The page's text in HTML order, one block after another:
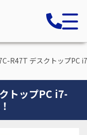
R47T デスクトップPC
トップPC i7-